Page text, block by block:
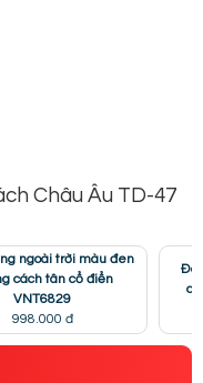
Châu Âu TD-47
ngoài trời màu đen
cách tân cổ điển
VNT6829
998.000 đ